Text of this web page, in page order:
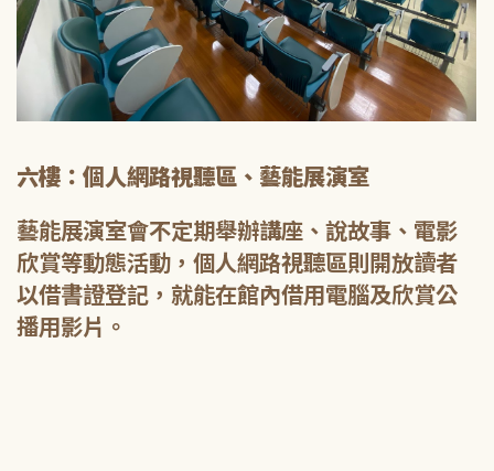
六樓：個人網路視聽區、藝能展演室
藝能展演室會不定期舉辦講座、說故事、電影
欣賞等動態活動，個人網路視聽區則開放讀者
以借書證登記，就能在館內借用電腦及欣賞公
播用影片。